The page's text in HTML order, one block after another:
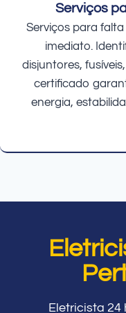
Serviços
Serviços para
imediato.
disjuntores,
certificado
energia,
Eletricista 24